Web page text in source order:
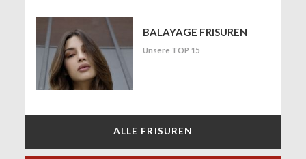
BALAYAGE FRISUREN
Unsere TOP 15
ALLE FRISUREN